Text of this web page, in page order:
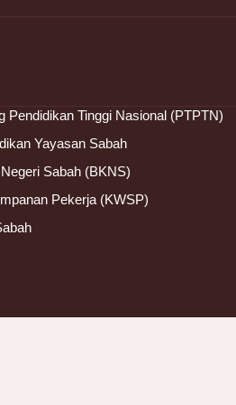
Pendidikan Tinggi Nasional (PTPTN)
Yayasan Sabah
Sabah (BKNS)
Pekerja (KWSP)